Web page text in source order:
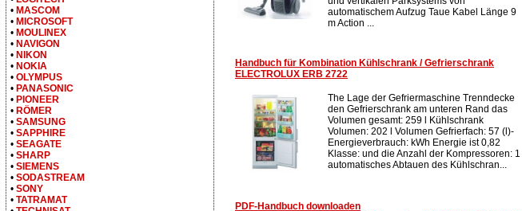
automatischem Aufzug Taue Kabel Länge 9
m Action ...
Handbuch für Kombination Kühlschrank / Gefrierschrank
ELECTROLUX ERB 2722
The Lage der Gefriermaschine Trenndecke
den Gefrierschrank am unteren Rand das
Volumen gesamt: 259 l Kühlschrank
Volumen: 202 l Volumen Gefrierfach: 57 (l)-
Energieverbrauch: kWh Energie ist 0,82
Klasse: und die Anzahl der Kompressoren: 1
automatisches Abtauen des Kühlschran...
PDF-Handbuch downloaden
• MASCOM
• MICROSOFT
• MOULINEX
• NAVIGON
• NIKON
• NOKIA
• OLYMPUS
• PANASONIC
• PIONEER
• RÖMER
• SAMSUNG
• SAPPHIRE
• SEAGATE
• SHARP
• SIEMENS
• SODASTREAM
• SONY
• TATRAMAT